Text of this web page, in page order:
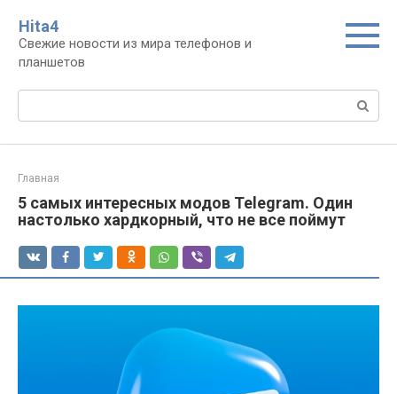
контенту
Нita4
Свежие новости из мира телефонов и
планшетов
Поиск:
Главная
5 самых интересных модов Telegram. Один
настолько хардкорный, что не все поймут